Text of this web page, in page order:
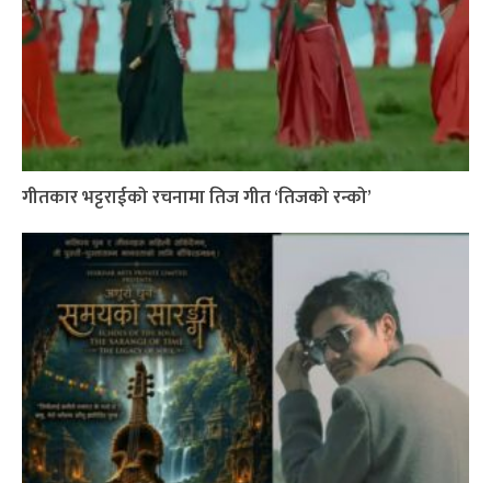
गीतकार भट्टराईको रचनामा तिज गीत ‘तिजको रन्को’